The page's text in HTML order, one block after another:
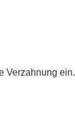
Verzahnung ein.